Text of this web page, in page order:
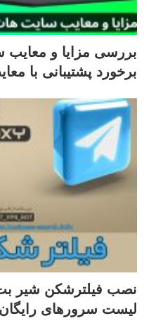
بررسی مزایا و
برخورد پشتیبانی با
نصب فیلترشکن شیر
لیست سرورهای